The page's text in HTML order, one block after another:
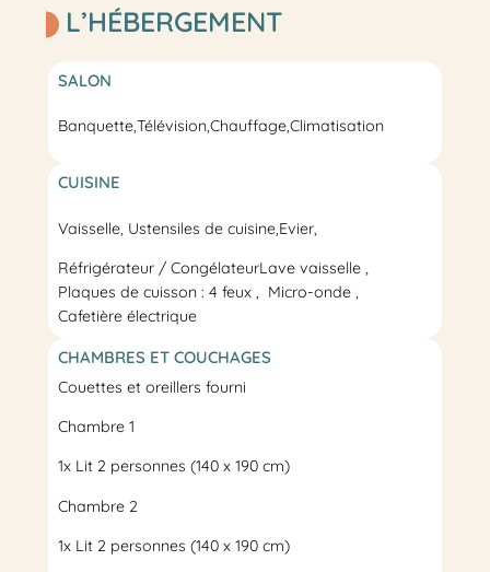
L’HÉBERGEMENT
SALON
Banquette,Télévision,Chauffage,Climatisation
CUISINE
Vaisselle, Ustensiles de cuisine, Evier,
Réfrigérateur / CongélateurLave vaisselle
Plaques de cuisson : 4 feux
Micro-onde
Cafetière électrique
CHAMBRES ET COUCHAGES
Couettes et oreillers fourni
Chambre 1
1x Lit 2 personnes (140 x 190 cm)
Chambre 2
1x Lit 2 personnes (140 x 190 cm)